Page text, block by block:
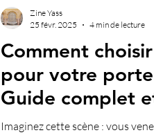
Comment
pour votre porte
Guide complet
Imaginez cette scène : vous
Zine Yass
25 févr. 2025
4 min de lecture